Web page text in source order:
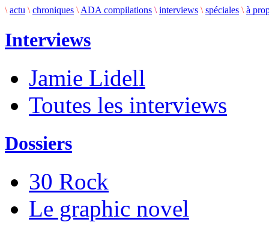
\ actu \ chroniques \ ADA compilations \ interviews \ spéciales \ à
Interviews
Jamie Lidell
Toutes les interviews
Dossiers
30 Rock
Le graphic novel